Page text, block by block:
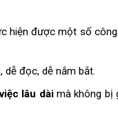
hiện được một số
đọc, dễ nắm bắt.
lâu dàimà không bị